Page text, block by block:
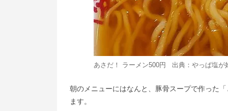
あさだ！ ラーメン500円 出典： やっぱ塩が
朝のメニューにはなんと、豚骨スープで作った
ます。